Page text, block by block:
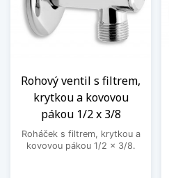
Rohový ventil s filtrem,
krytkou a kovovou
pákou 1/2 x 3/8
Roháček s filtrem, krytkou a
kovovou pákou 1/2 x 3/8.